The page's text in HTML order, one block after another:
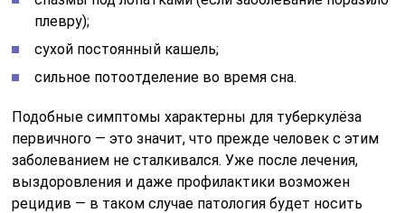
плевру);
сухой постоянный кашель;
сильное потоотделение во время сна.
Подобные симптомы характерны для туберкулёза
первичного — это значит, что прежде человек с этим
заболеванием не сталкивался. Уже после лечения,
выздоровления и даже профилактики возможен
рецидив — в таком случае патология будет носить